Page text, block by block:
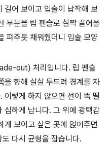
길어 보이고 입술이 납작해 보
부분을 립 펜슬로 살짝 끌어올
펴주듯 채워줬더니 입술 모양
out) 처리입니다. 립 펜슬
을 향해 살살 두드려 경계를 자
이렇게 하지 않으면 선이 뚝 떨
심하게 납니다. 그 위에 광택감
게 보이고 싶은 곳에 얹어주면
다시 균형을 잡습니다.